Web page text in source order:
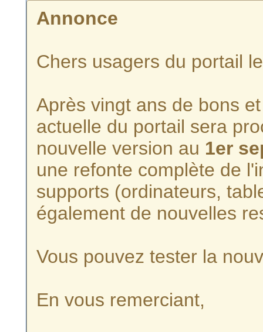
Annonce
Chers usagers du portail
Après vingt ans de bons
actuelle du portail sera
nouvelle version au 1er
une refonte complète de
supports (ordinateurs,
également de nouvelles
Vous pouvez tester la
En vous remerciant,